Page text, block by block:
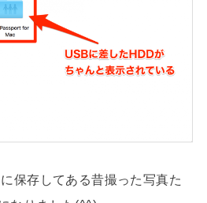
保存してある昔撮った写真た